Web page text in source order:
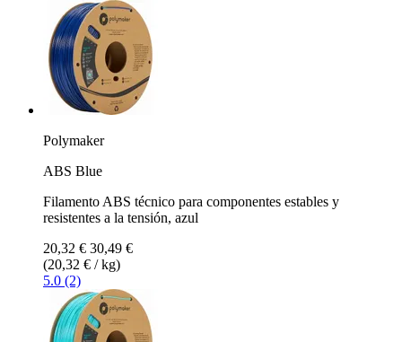
Polymaker
ABS Blue
Filamento ABS técnico para componentes estables y
resistentes a la tensión, azul
20,32 € 30,49 €
(20,32 € / kg)
5.0 (2)